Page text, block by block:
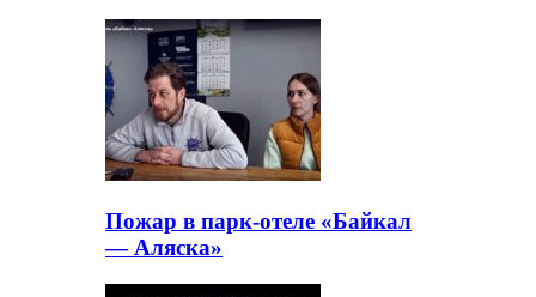
Пожар в парк-отеле «Байкал
— Аляска»